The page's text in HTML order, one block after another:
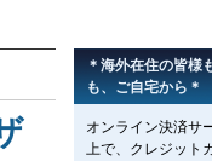
＊海外在住の皆様
も、ご自宅から＊
オンライン決済サ
上で、クレジット